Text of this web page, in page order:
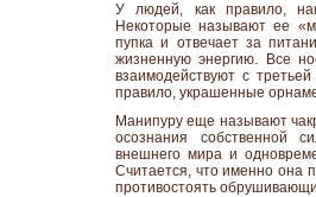
У людей, как правило,
Некоторые называют ее
пупка и отвечает за
жизненную энергию. Все
взаимодействуют с
правило, украшенные
Манипуру еще называют
осознания собственной
внешнего мира и
Считается, что именно она
противостоять